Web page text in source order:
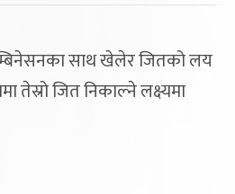
साथ खेलेर जितको लय
तेस्रो जित निकाल्ने लक्ष्यमा